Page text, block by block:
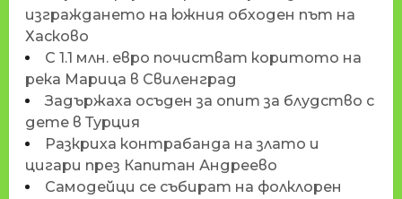
изграждането на южния обходен път на
Хасково
С 1.1 млн. евро почистват коритото на
река Марица в Свиленград
Задържаха осъден за опит за блудство с
дете в Турция
Разкриха контрабанда на злато и
цигари през Капитан Андреево
Самодейци се събират на фолклорен